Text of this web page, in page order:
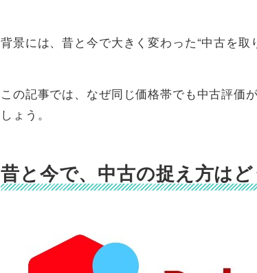
背景には、昔と今で大きく変わった“中古を取
この記事では、なぜ同じ価格帯でも中古評価
しょう。
昔と今で、中古の捉え方は